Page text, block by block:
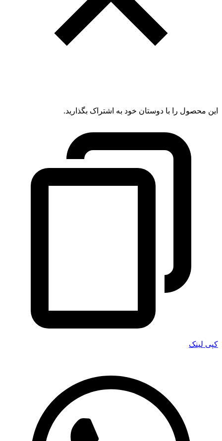
این محصول را با دوستان خود به اشتراک بگذارید.
کپی لینک